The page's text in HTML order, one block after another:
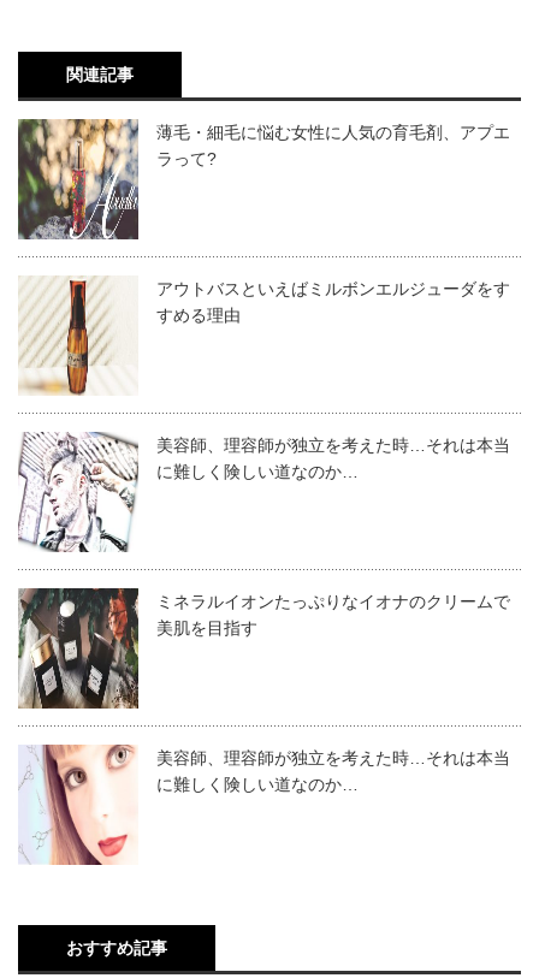
関連記事
薄毛・細毛に悩む女性に人気の育毛剤、アプエ
ラって?
アウトバスといえばミルボンエルジューダをす
すめる理由
美容師、理容師が独立を考えた時…それは本当
に難しく険しい道なのか…
ミネラルイオンたっぷりなイオナのクリームで
美肌を目指す
美容師、理容師が独立を考えた時…それは本当
に難しく険しい道なのか…
おすすめ記事